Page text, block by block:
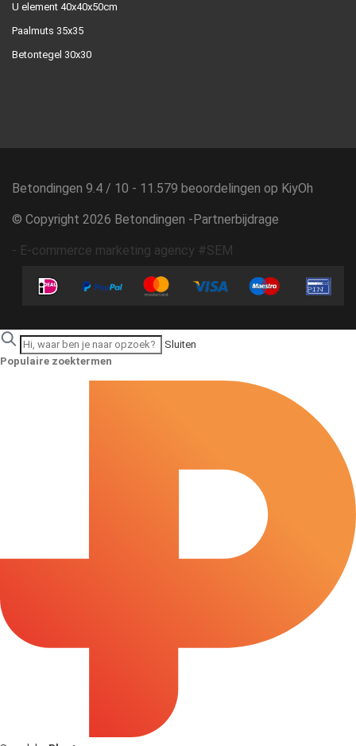
U element 40x40x50cm
Paalmuts 35x35
Betontegel 30x30
Betondingen 9.4 / 10 - 11.579 beoordelingen op KiyOh
© Copyright 2026 Betondingen - Partnerbijdrage
- E-commerce marketing agency #SEM
Sluiten
Populaire zoektermen